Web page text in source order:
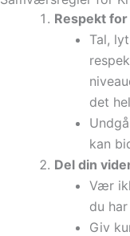
Respekt
Tal,
det
kan
Del din
Vær
du
Giv